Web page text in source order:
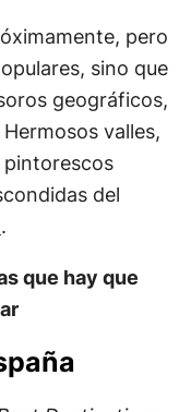
pero
sino que
geográficos,
valles,
pintorescos
del
.
que hay que